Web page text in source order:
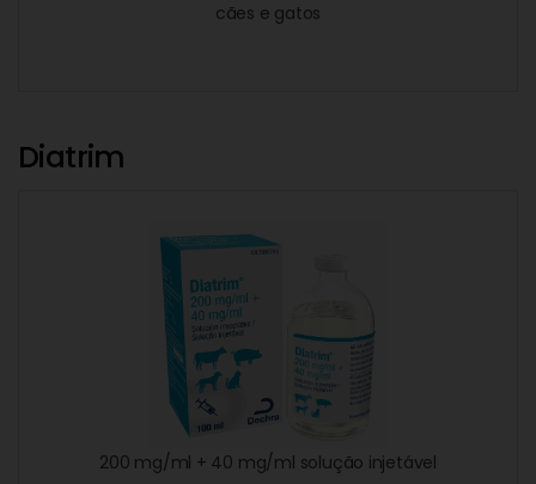
cães e gatos
Diatrim
200 mg/ml + 40 mg/ml solução injetável